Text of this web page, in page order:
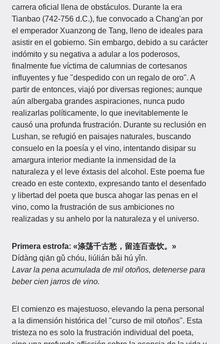
carrera oficial llena de obstáculos. Durante la era
Tianbao (742-756 d.C.), fue convocado a Chang'an por
el emperador Xuanzong de Tang, lleno de ideales para
asistir en el gobierno. Sin embargo, debido a su carácter
indómito y su negativa a adular a los poderosos,
finalmente fue víctima de calumnias de cortesanos
influyentes y fue "despedido con un regalo de oro". A
partir de entonces, viajó por diversas regiones; aunque
aún albergaba grandes aspiraciones, nunca pudo
realizarlas políticamente, lo que inevitablemente le
causó una profunda frustración. Durante su reclusión en
Lushan, se refugió en paisajes naturales, buscando
consuelo en la poesía y el vino, intentando disipar su
amargura interior mediante la inmensidad de la
naturaleza y el leve éxtasis del alcohol. Este poema fue
creado en este contexto, expresando tanto el desenfado
y libertad del poeta que busca ahogar las penas en el
vino, como la frustración de sus ambiciones no
realizadas y su anhelo por la naturaleza y el universo.
Primera estrofa: «涤荡千古愁，留连百壶饮。»
Dídàng qiān gǔ chóu, liúlián bǎi hú yǐn.
Lavar la pena acumulada de mil otoños, detenerse para
beber cien jarros de vino.
El comienzo es majestuoso, elevando la pena personal
a la dimensión histórica del "curso de mil otoños". Esta
tristeza no es solo la frustración individual del poeta,